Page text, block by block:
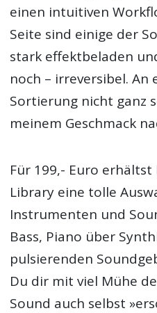
einen intuitiven
Seite sind einige der
stark effektbeladen
noch – irreversibel. An
Sortierung nicht ganz
meinem Geschmack
Für 199,- Euro
Library eine tolle
Instrumenten und
Bass, Piano über
pulsierenden
Du dir mit viel Mühe
Sound auch selbst